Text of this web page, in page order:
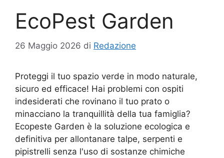
EcoPest Garden
26 Maggio 2026 di Redazione
Proteggi il tuo spazio verde in modo naturale,
sicuro ed efficace! Hai problemi con ospiti
indesiderati che rovinano il tuo prato o
minacciano la tranquillità della tua famiglia?
Ecopeste Garden è la soluzione ecologica e
definitiva per allontanare talpe, serpenti e
pipistrelli senza l'uso di sostanze chimiche